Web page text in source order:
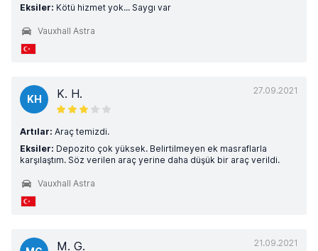
Eksiler: Kötü hizmet yok... Saygı var
Vauxhall Astra
27.09.2021
KH K. H.
Artılar: Araç temizdi.
Eksiler: Depozito çok yüksek. Belirtilmeyen ek masraflarla
karşılaştım. Söz verilen araç yerine daha düşük bir araç verildi.
Vauxhall Astra
21.09.2021
M. G.